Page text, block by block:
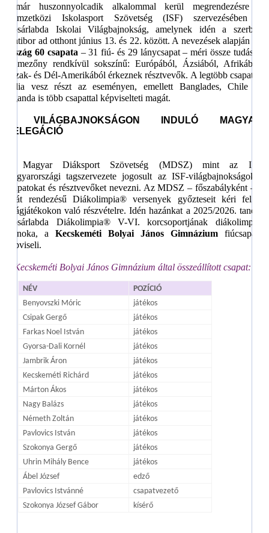
Immár huszonnyolcadik alkalommal kerül megrendezésre a
Nemzetközi Iskolasport Szövetség (ISF) szervezésében a
Kosárlabda Iskolai Világbajnokság, amelynek idén a szerbiai
Zlatibor ad otthont június 13. és 22. között. A nevezések alapján
ország 60 csapata – 31 fiú- és 29 lánycsapat – méri össze tudását.
A mezőny rendkívül sokszínű: Európából, Ázsiából, Afrikából,
Észak- és Dél-Amerikából érkeznek résztvevők. A legtöbb csapattal
India vesz részt az eseményen, emellett Banglades, Chile és
Uganda is több csapattal képviselteti magát.
A VILÁGBAJNOKSÁGON INDULÓ MAGYAR
DELEGÁCIÓ
A Magyar Diáksport Szövetség (MDSZ) mint az ISF
magyarországi tagszervezete jogosult az ISF-világbajnokságokra
csapatokat és résztvevőket nevezni. Az MDSZ – főszabályként – a
saját rendezésű Diákolimpia® versenyek győzteseit kéri fel a
világjátékokon való részvételre. Idén hazánkat a 2025/2026. tanévi
Kosárlabda Diákolimpia® V-VI. korcsoportjának diákolimpiai
bajnoka, aKecskeméti Bolyai János Gimnáziumfiúcsapata
képviseli.
A Kecskeméti Bolyai János Gimnázium által összeállított csapat:
NÉV
POZÍCIÓ
Benyovszki Móric
játékos
Csipak Gergő
játékos
Farkas Noel István
játékos
Gyorsa-Dali Kornél
játékos
Jambrik Áron
játékos
Kecskeméti Richárd
játékos
Márton Ákos
játékos
Nagy Balázs
játékos
Németh Zoltán
játékos
Pavlovics István
játékos
Szokonya Gergő
játékos
Uhrin Mihály Bence
játékos
Ábel József
edző
Pavlovics Istvánné
csapatvezető
Szokonya József Gábor
kísérő